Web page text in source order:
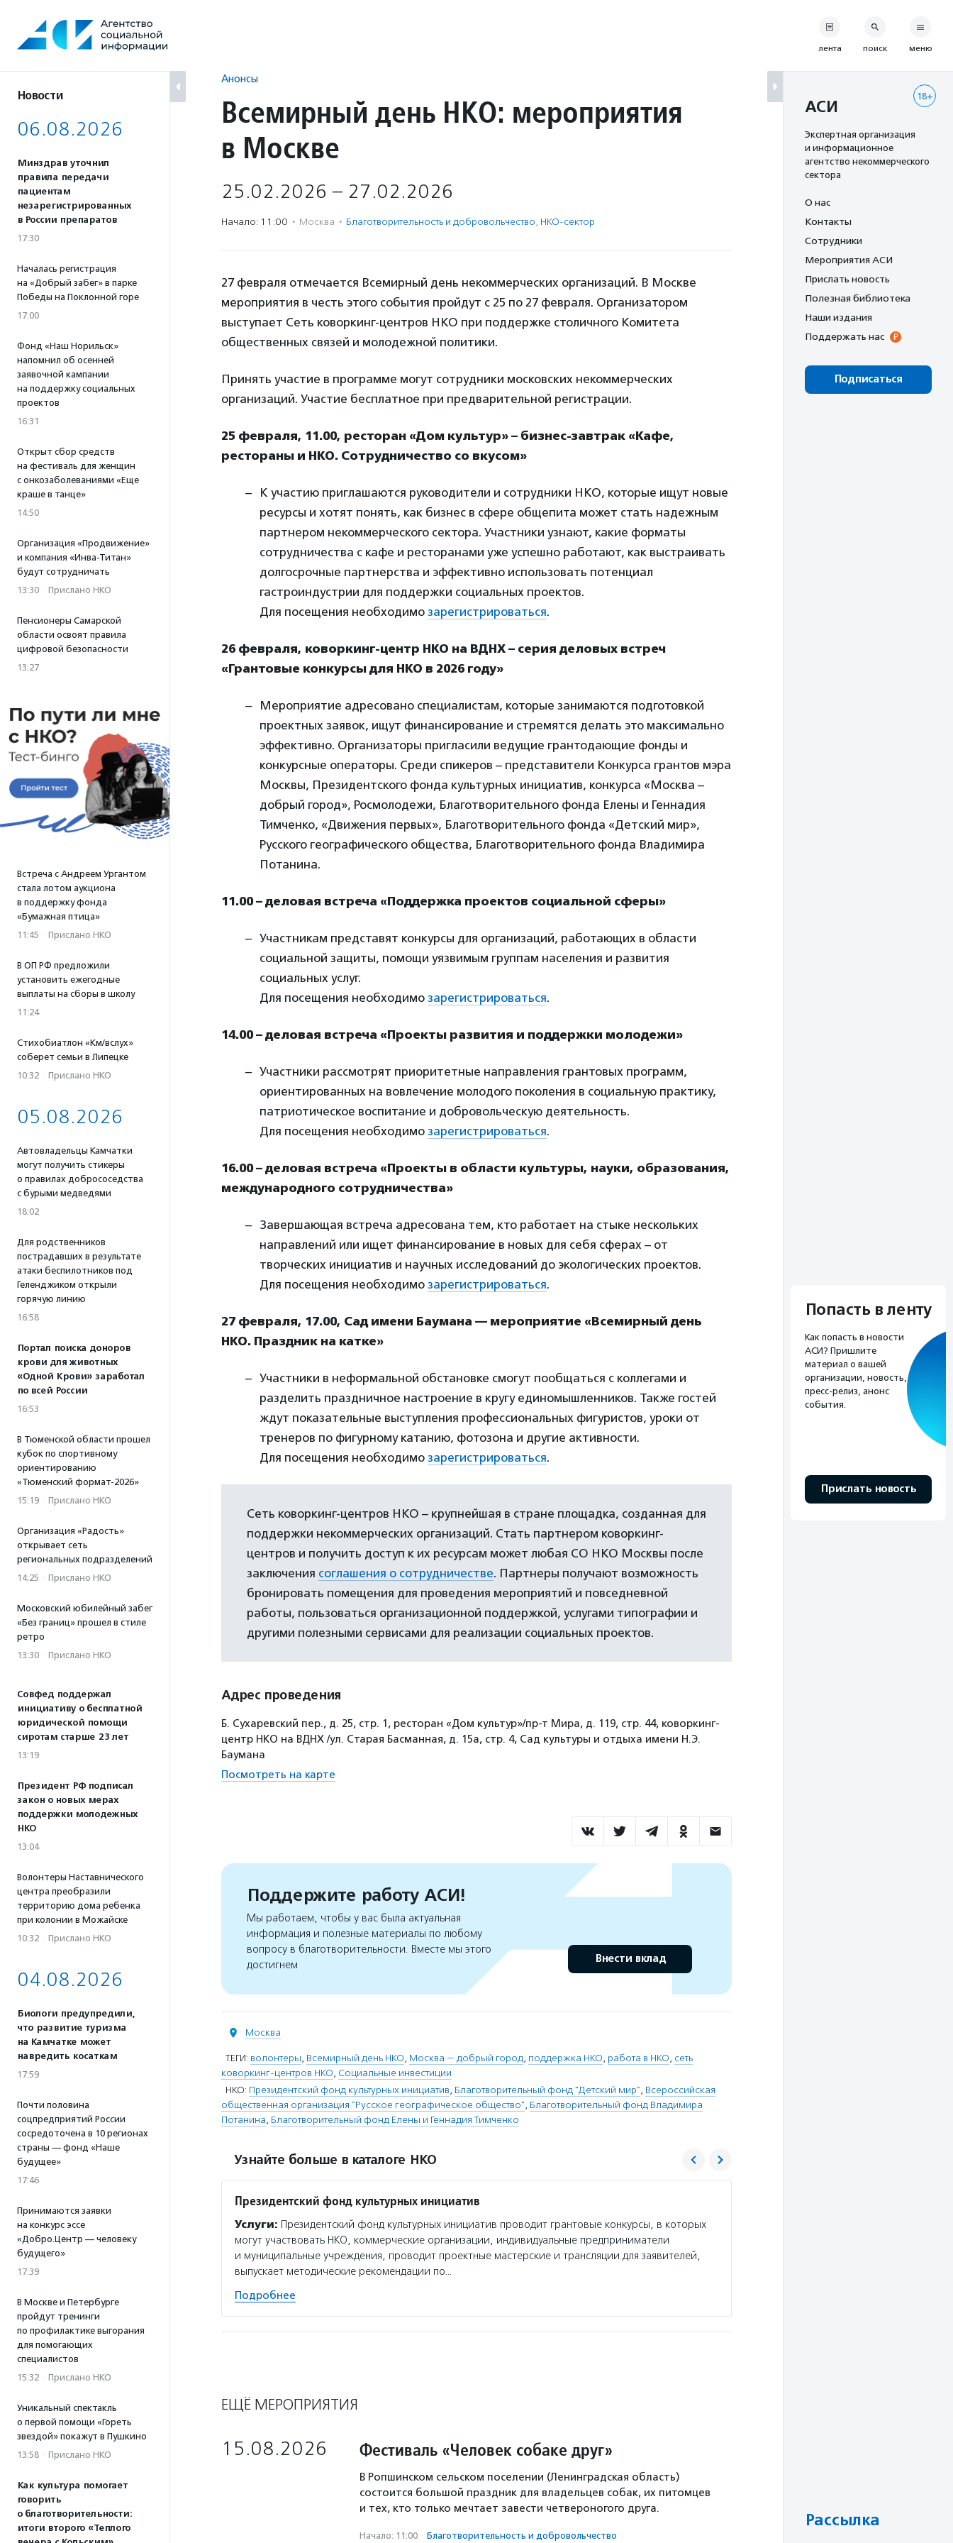
содержанию
Новости
06.08.2026
Минздрав уточнил
правила передачи
пациентам
незарегистрированных
в России препаратов
17:30
Началась регистрация
на «Добрый забег» в парке
Победы на Поклонной горе
17:00
Фонд «Наш Норильск»
напомнил об осенней
заявочной кампании
на поддержку социальных
проектов
16:31
Открыт сбор средств
на фестиваль для женщин
с онкозаболеваниями «Еще
краше в танце»
14:50
Организация «Продвижение»
и компания «Инва-Титан»
будут сотрудничать
13:30 · Прислано НКО
Пенсионеры Самарской
области освоят правила
цифровой безопасности
13:27
Встреча с Андреем Ургантом
стала лотом аукциона
в поддержку фонда
«Бумажная птица»
11:45 · Прислано НКО
В ОП РФ предложили
установить ежегодные
выплаты на сборы в школу
11:24
Стихобиатлон «Км/вслух»
соберет семьи в Липецке
10:32 · Прислано НКО
05.08.2026
Автовладельцы Камчатки
могут получить стикеры
о правилах добрососедства
с бурыми медведями
18:02
Для родственников
пострадавших в результате
атаки беспилотников под
Геленджиком открыли
горячую линию
16:58
Портал поиска доноров
крови для животных
«Одной Крови» заработал
по всей России
16:53
В Тюменской области прошел
кубок по спортивному
ориентированию
«Тюменский формат-2026»
15:19 · Прислано НКО
Организация «Радость»
открывает сеть
региональных подразделений
14:25 · Прислано НКО
Московский юбилейный забег
«Без границ» прошел в стиле
ретро
13:30 · Прислано НКО
Совфед поддержал
инициативу о бесплатной
юридической помощи
сиротам старше 23 лет
13:19
Президент РФ подписал
закон о новых мерах
поддержки молодежных
НКО
13:04
Волонтеры Наставнического
центра преобразили
территорию дома ребенка
при колонии в Можайске
10:32 · Прислано НКО
04.08.2026
Биологи предупредили,
что развитие туризма
на Камчатке может
навредить косаткам
17:59
Почти половина
соцпредприятий России
сосредоточена в 10 регионах
страны — фонд «Наше
будущее»
17:46
Принимаются заявки
на конкурс эссе
«Добро.Центр — человеку
будущего»
17:39
В Москве и Петербурге
пройдут тренинги
по профилактике выгорания
для помогающих
специалистов
15:32 · Прислано НКО
Уникальный спектакль
о первой помощи «Гореть
звездой» покажут в Пушкино
13:58 · Прислано НКО
Как культура помогает
говорить
о благотворительности:
итоги второго «Теплого
Анонсы
Всемирный день НКО: мероприятия
в Москве
25.02.2026 – 27.02.2026
Начало: 11:00 · Москва · Благотвори­тель­ность и доброволь­чест­во, НКО-сектор
27 февраля отмечается Всемирный день некоммерческих организаций. В Москве
мероприятия в честь этого события пройдут с 25 по 27 февраля. Организатором
выступает Сеть коворкинг-центров НКО при поддержке столичного Комитета
общественных связей и молодежной политики.
Принять участие в программе могут сотрудники московских некоммерческих
организаций. Участие бесплатное при предварительной регистрации.
25 февраля, 11.00, ресторан «Дом культур» – бизнес-завтрак «Кафе,
рестораны и НКО. Сотрудничество со вкусом»
К участию приглашаются руководители и сотрудники НКО, которые ищут новые
ресурсы и хотят понять, как бизнес в сфере общепита может стать надежным
партнером некоммерческого сектора. Участники узнают, какие форматы
сотрудничества с кафе и ресторанами уже успешно работают, как выстраивать
долгосрочные партнерства и эффективно использовать потенциал
гастроиндустрии для поддержки социальных проектов.
Для посещения необходимо зарегистрироваться.
26 февраля, коворкинг-центр НКО на ВДНХ – серия деловых встреч
«Грантовые конкурсы для НКО в 2026 году»
Мероприятие адресовано специалистам, которые занимаются подготовкой
проектных заявок, ищут финансирование и стремятся делать это максимально
эффективно. Организаторы пригласили ведущие грантодающие фонды и
конкурсные операторы. Среди спикеров – представители Конкурса грантов мэра
Москвы, Президентского фонда культурных инициатив, конкурса «Москва –
добрый город», Росмолодежи, Благотворительного фонда Елены и Геннадия
Тимченко, «Движения первых», Благотворительного фонда «Детский мир»,
Русского географического общества, Благотворительного фонда Владимира
Потанина.
11.00 – деловая встреча «Поддержка проектов социальной сферы»
Участникам представят конкурсы для организаций, работающих в области
социальной защиты, помощи уязвимым группам населения и развития
социальных услуг.
Для посещения необходимо зарегистрироваться.
14.00 – деловая встреча «Проекты развития и поддержки молодежи»
Участники рассмотрят приоритетные направления грантовых программ,
ориентированных на вовлечение молодого поколения в социальную практику,
патриотическое воспитание и добровольческую деятельность.
Для посещения необходимо зарегистрироваться.
16.00 – деловая встреча «Проекты в области культуры, науки, образования,
международного сотрудничества»
Завершающая встреча адресована тем, кто работает на стыке нескольких
направлений или ищет финансирование в новых для себя сферах – от
творческих инициатив и научных исследований до экологических проектов.
Для посещения необходимо зарегистрироваться.
27 февраля, 17.00, Сад имени Баумана — мероприятие «Всемирный день
НКО. Праздник на катке»
Участники в неформальной обстановке смогут пообщаться с коллегами и
разделить праздничное настроение в кругу единомышленников. Также гостей
ждут показательные выступления профессиональных фигуристов, уроки от
тренеров по фигурному катанию, фотозона и другие активности.
Для посещения необходимо зарегистрироваться.
Сеть коворкинг-центров НКО – крупнейшая в стране площадка, созданная для
поддержки некоммерческих организаций. Стать партнером коворкинг-
центров и получить доступ к их ресурсам может любая СО НКО Москвы после
заключения соглашения о сотрудничестве. Партнеры получают возможность
бронировать помещения для проведения мероприятий и повседневной
работы, пользоваться организационной поддержкой, услугами типографии и
другими полезными сервисами для реализации социальных проектов.
Адрес проведения
Б. Сухаревский пер., д. 25, стр. 1, ресторан «Дом культур»/пр-т Мира, д. 119, стр. 44, коворкинг-
центр НКО на ВДНХ /ул. Старая Басманная, д. 15а, стр. 4, Сад культуры и отдыха имени Н.Э.
Баумана
Посмотреть на карте
Поддержите работу АСИ!
Мы работаем, чтобы у вас была актуальная
информация и полезные материалы по любому
вопросу в благотворительности. Вместе мы этого
достигнем
Внести вклад
Москва
ТЕГИ: волонтеры, Всемирный день НКО, Москва — добрый город, поддержка НКО, работа в НКО, сеть
коворкинг-центров НКО, Социальные инвестиции
НКО: Президентский фонд культурных инициатив, Благотворительный фонд "Детский мир", Всероссийская
общественная организация "Русское географическое общество", Благотворительный фонд Владимира
Потанина, Благотворительный фонд Елены и Геннадия Тимченко
Узнайте больше в каталоге НКО
Президентский фонд культурных инициатив
Услуги: Президентский фонд культурных инициатив проводит грантовые конкурсы, в которых
могут участвовать НКО, коммерческие организации, индивидуальные предприниматели
и муниципальные учреждения, проводит проектные мастерские и трансляции для заявителей,
выпускает методические рекомендации по…
Подробнее
ЕЩЁ МЕРОПРИЯТИЯ
15.08.2026 Фестиваль «Человек собаке друг»
В Ропшинском сельском поселении (Ленинградская область)
состоится большой праздник для владельцев собак, их питомцев
и тех, кто только мечтает завести четвероногого друга.
Начало: 11:00 · Благотвори­тель­ность и доброволь­чест­во
лента поиск меню
18+
АСИ
Экспертная организация
и информационное
агентство некоммерческого
сектора
О нас
Контакты
Сотрудники
Мероприятия АСИ
Прислать новость
Полезная библиотека
Наши издания
Поддержать нас
Подписаться
Попасть в ленту
Как попасть в новости
АСИ? Пришлите
материал о вашей
организации, новость,
пресс-релиз, анонс
события.
Прислать новость
Рассылка